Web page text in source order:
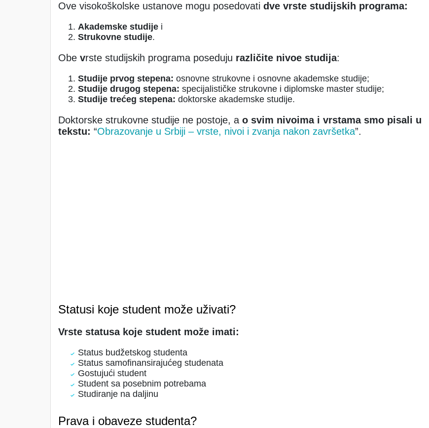
Ove visokoškolske ustanove mogu posedovati dve vrste studijskih programa:
Akademske studije i
Strukovne studije.
Obe vrste studijskih programa poseduju različite nivoe studija:
Studije prvog stepena: osnovne strukovne i osnovne akademske studije;
Studije drugog stepena: specijalističke strukovne i diplomske master studije;
Studije trećeg stepena: doktorske akademske studije.
Doktorske strukovne studije ne postoje, a o svim nivoima i vrstama smo pisali u
tekstu: “Obrazovanje u Srbiji – vrste, nivoi i zvanja nakon završetka”.
Statusi koje student može uživati?
Vrste statusa koje student može imati:
Status budžetskog studenta
Status samofinansirajućeg studenata
Gostujući student
Student sa posebnim potrebama
Studiranje na daljinu
Prava i obaveze studenta?